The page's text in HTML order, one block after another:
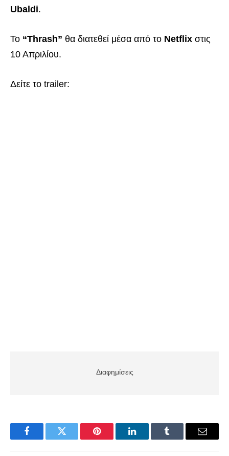
Ubaldi.
Το “Thrash” θα διατεθεί μέσα από το Netflix στις
10 Απριλίου.
Δείτε το trailer:
Διαφημίσεις
FacebookTwitter Pinterest LinkedInTumblr Email